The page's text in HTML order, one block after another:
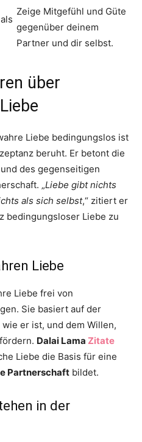
Zeige Mitgefühl und Güte
gegenüber deinem
Partner und dir selbst.
über
Liebe bedingungslos ist
beruht. Er betont die
des gegenseitigen
„Liebe gibt nichts
als sich selbst,“ zitiert er
bedingungsloser Liebe zu
Liebe
Liebe frei von
Sie basiert auf der
er ist, und dem Willen,
Dalai Lama Zitate
Liebe die Basis für eine
Partnerschaft bildet.
in der